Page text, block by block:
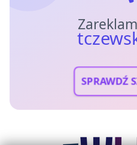
SPRAWDŹ